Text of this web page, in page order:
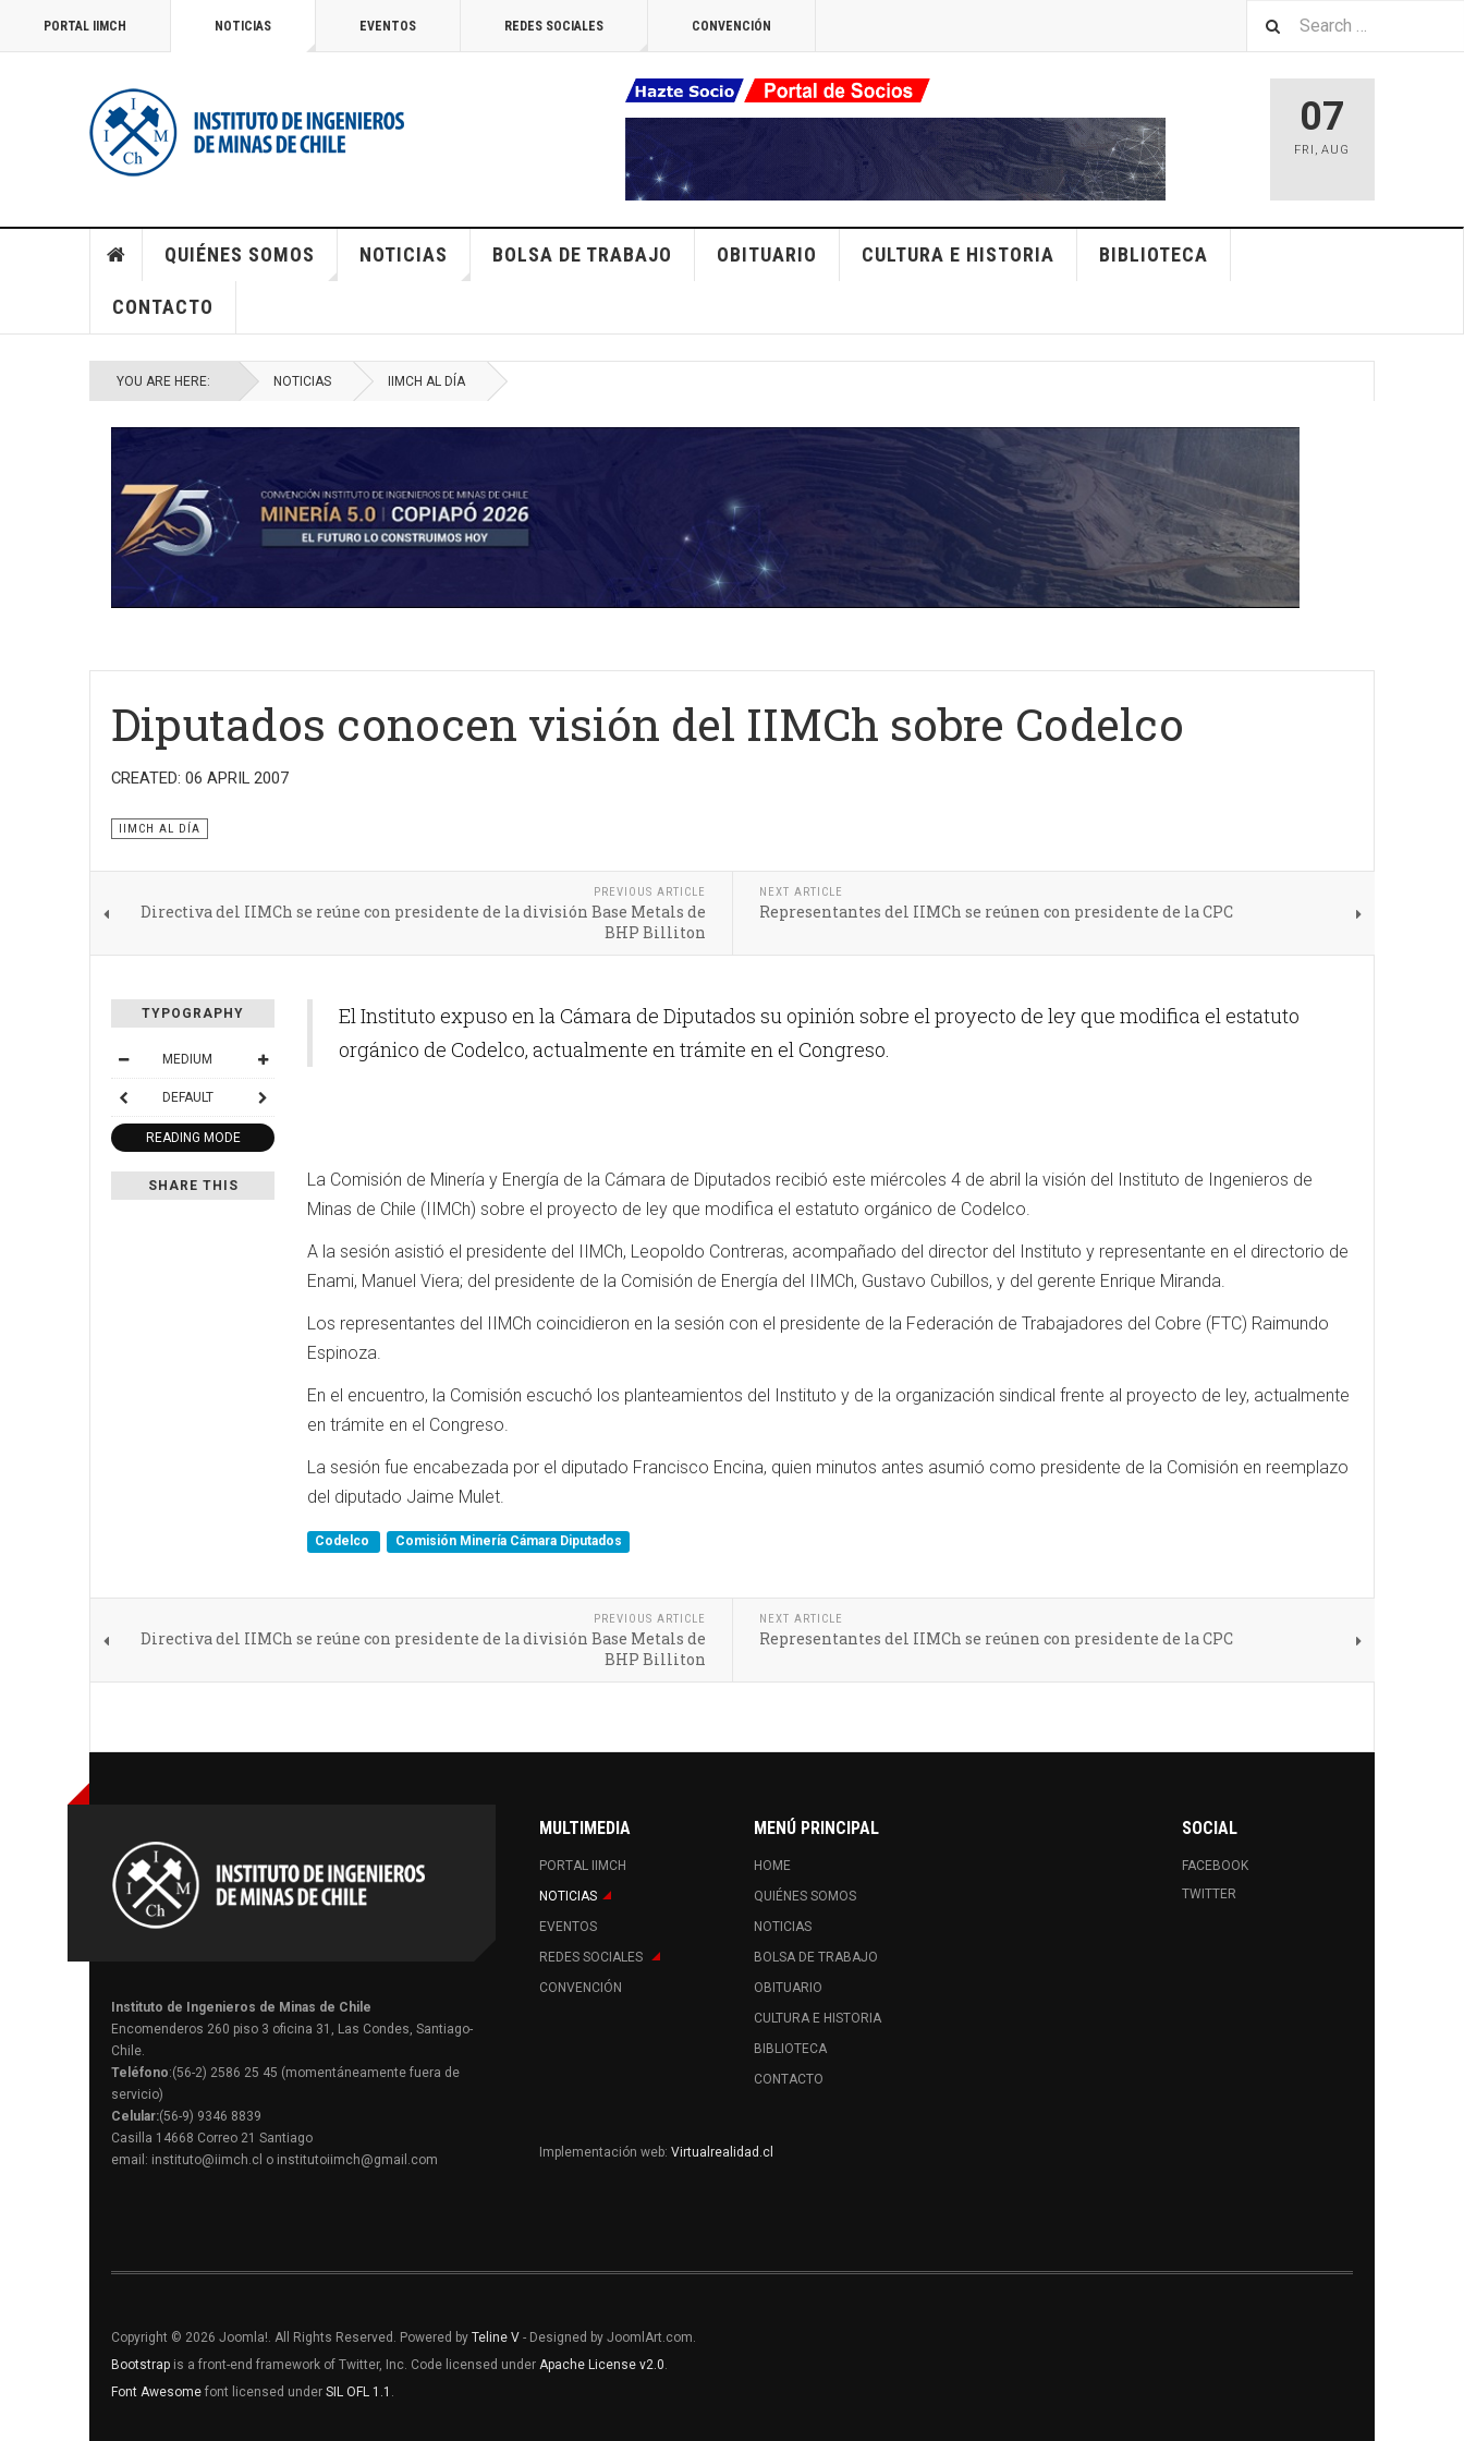
PORTAL IIMCH NOTICIAS EVENTOS REDES SOCIALES CONVENCIÓN
07
FRI ,AUG
QUIÉNES SOMOS NOTICIAS BOLSA DE TRABAJO OBITUARIO CULTURA E HISTORIA BIBLIOTECA
CONTACTO
YOU ARE HERE: NOTICIAS IIMCH AL DÍA
Diputados conocen visión del IIMCh sobre Codelco
CREATED: 06 APRIL 2007
IIMCH AL DÍA
PREVIOUS ARTICLE
Directiva del IIMCh se reúne con presidente de la división Base Metals de
BHP Billiton
NEXT ARTICLE
Representantes del IIMCh se reúnen con presidente de la CPC
TYPOGRAPHY
MEDIUM
DEFAULT
READING MODE
SHARE THIS
El Instituto expuso en la Cámara de Diputados su opinión sobre el proyecto de ley que modifica el estatuto
orgánico de Codelco, actualmente en trámite en el Congreso.
La Comisión de Minería y Energía de la Cámara de Diputados recibió este miércoles 4 de abril la visión del Instituto de Ingenieros de
Minas de Chile (IIMCh) sobre el proyecto de ley que modifica el estatuto orgánico de Codelco.
A la sesión asistió el presidente del IIMCh, Leopoldo Contreras, acompañado del director del Instituto y representante en el directorio de
Enami, Manuel Viera; del presidente de la Comisión de Energía del IIMCh, Gustavo Cubillos, y del gerente Enrique Miranda.
Los representantes del IIMCh coincidieron en la sesión con el presidente de la Federación de Trabajadores del Cobre (FTC) Raimundo
Espinoza.
En el encuentro, la Comisión escuchó los planteamientos del Instituto y de la organización sindical frente al proyecto de ley, actualmente
en trámite en el Congreso.
La sesión fue encabezada por el diputado Francisco Encina, quien minutos antes asumió como presidente de la Comisión en reemplazo
del diputado Jaime Mulet.
Codelco Comisión Minería Cámara Diputados
PREVIOUS ARTICLE
Directiva del IIMCh se reúne con presidente de la división Base Metals de
BHP Billiton
NEXT ARTICLE
Representantes del IIMCh se reúnen con presidente de la CPC
Instituto de Ingenieros de Minas de Chile
Encomenderos 260 piso 3 oficina 31, Las Condes, Santiago-
Chile.
Teléfono:(56-2) 2586 25 45 (momentáneamente fuera de
servicio)
Celular:(56-9) 9346 8839
Casilla 14668 Correo 21 Santiago
email: instituto@iimch.cl o institutoiimch@gmail.com
MULTIMEDIA
PORTAL IIMCH
NOTICIAS
EVENTOS
REDES SOCIALES
CONVENCIÓN
MENÚ PRINCIPAL
HOME
QUIÉNES SOMOS
NOTICIAS
BOLSA DE TRABAJO
OBITUARIO
CULTURA E HISTORIA
BIBLIOTECA
CONTACTO
SOCIAL
FACEBOOK
TWITTER
Implementación web:Virtualrealidad.cl
Copyright © 2026 Joomla!. All Rights Reserved. Powered by Teline V - Designed by JoomlArt.com.
Bootstrap is a front-end framework of Twitter, Inc. Code licensed under Apache License v2.0.
Font Awesome font licensed under SIL OFL 1.1 .